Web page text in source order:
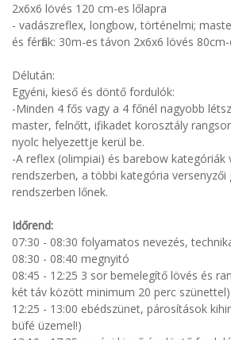
2x6x6 lövés 120 cm-es lőlapra
- vadászreflex, longbow, történelmi;
és férfiak: 30m-es távon 2x6x6 lövés
Délután:
Egyéni, kieső és döntő fordulók:
-Minden 4 fős vagy a 4 főnél nagyobb
master, felnőtt, ifi, kadet korosztály
nyolc helyezettje kerül be.
-A reflex (olimpiai) és barebow kategóriák
rendszerben, a többi kategória
rendszerben lőnek.
Időrend:
07:30 - 08:30 folyamatos nevezés,
08:30 - 08:40 megnyitó
08:45 - 12:25 3 sor bemelegítő lövés és
két táv között minimum 20 perc szünettel)
12:25 - 13:00 ebédszünet, párosítások
büfé üzemel!)